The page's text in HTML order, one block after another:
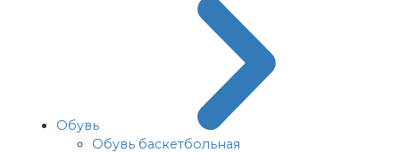
Обувь
Обувь баскетбольная